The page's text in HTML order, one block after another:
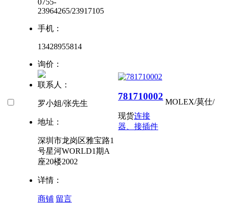
0755-
23964265/23917105
手机：
13428955814
询价：
联系人：
罗小姐/张先生
地址：
深圳市龙岗区雅宝路1
号星河WORLD1期A
座20楼2002
详情：
商铺 留言
781710002
现货连接
器、接插件
MOLEX/莫仕/